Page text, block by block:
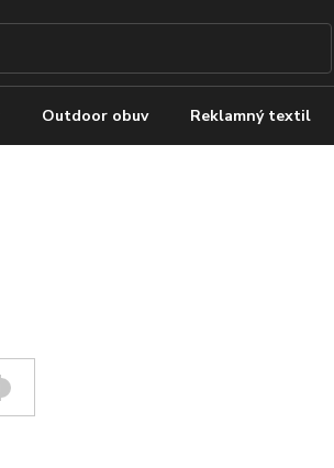
Outdoor obuv Reklamný textil